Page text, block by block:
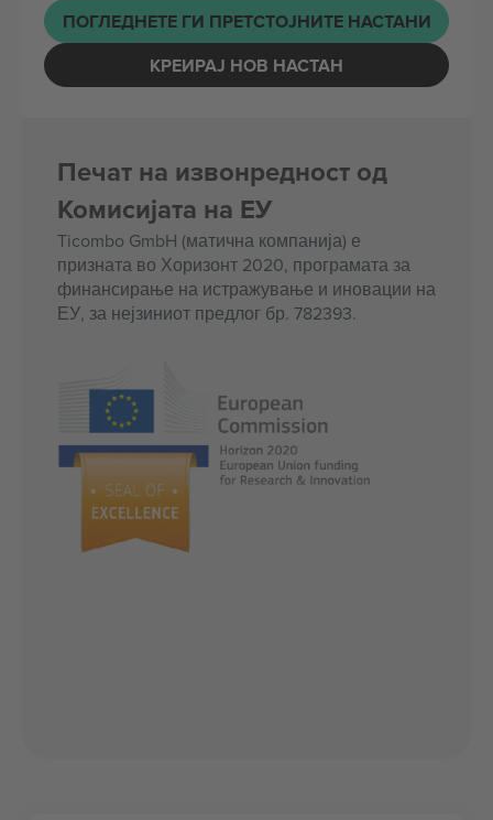
ПОГЛЕДНЕТЕ ГИ ПРЕТСТОЈНИТЕ НАСТАНИ
КРЕИРАЈ НОВ НАСТАН
Печат на извонредност од
Комисијата на ЕУ
Ticombo GmbH (матична компанија) е
призната во Хоризонт 2020, програмата за
финансирање на истражување и иновации на
ЕУ, за нејзиниот предлог бр. 782393.